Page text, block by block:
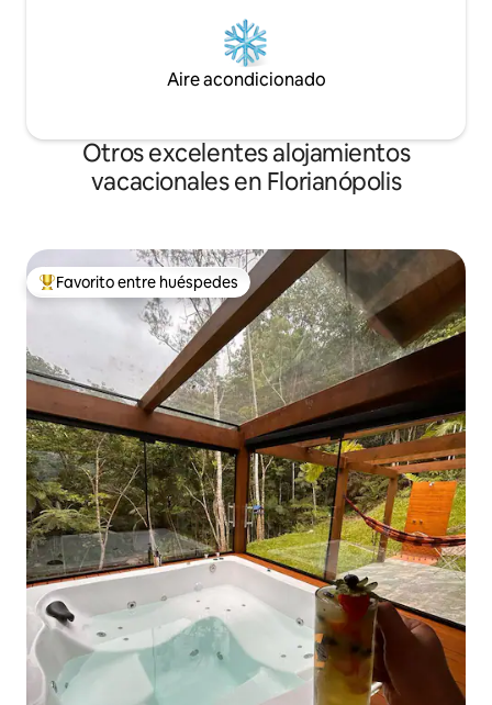
Aire acondicionado
Otros excelentes alojamientos
vacacionales en Florianópolis
De los mejores en Favorito entre huéspedes
Favorito entre huéspedes